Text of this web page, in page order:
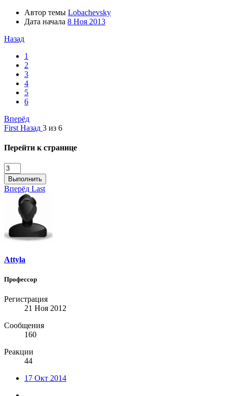
Автор темы Lobachevsky
Дата начала 8 Ноя 2013
Назад
1
2
3
4
5
6
Вперёд
First Назад 3 из 6
Перейти к странице
Выполнить
Вперёд Last
Attyla
Профессор
Регистрация
21 Ноя 2012
Сообщения
160
Реакции
44
17 Окт 2014